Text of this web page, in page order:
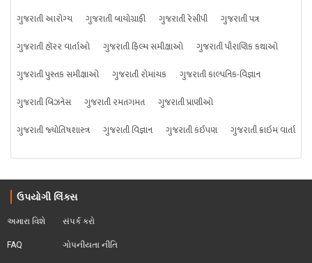
ગુજરાતી આરોગ્ય
ગુજરાતી બાયોગ્રાફી ગુજરાતી રેસીપી
ગુજરાતી પત્ર
ગુજરાતી હૉરર વાર્તાઓ
ગુજરાતી ફિલ્મ સમીક્ષાઓ
ગુજરાતી પૌરાણિક કથાઓ
ગુજરાતી પુસ્તક સમીક્ષાઓ
ગુજરાતી રોમાંચક
ગુજરાતી કાલ્પનિક-વિજ્ઞાન
ગુજરાતી બિઝનેસ
ગુજરાતી રમતગમત
ગુજરાતી પ્રાણીઓ
ગુજરાતી જ્યોતિષશાસ્ત્ર
ગુજરાતી વિજ્ઞાન ગુજરાતી કંઈપણ ગુજરાતી ક્રાઇમ વાર્તા
ઉપયોગી લિંક્સ
અમારા વિશે
FAQ
સંપર્ક કરો
ગોપનીયતા નીતિ